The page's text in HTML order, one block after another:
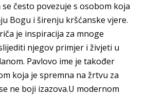
često povezuje s osobom koja
Bogu i širenju kršćanske vjere.
je inspiracija za mnoge
njegov primjer i živjeti u
Pavlovo ime je također
koja je spremna na žrtvu za
ne boji izazova.U modernom